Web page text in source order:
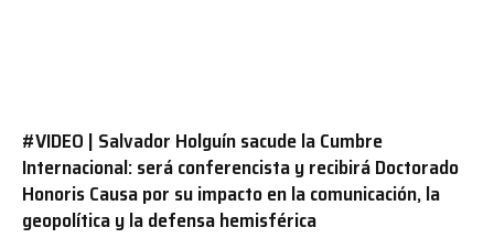
#VIDEO | Salvador Holguín sacude la Cumbre
Internacional: será conferencista y recibirá Doctorado
Honoris Causa por su impacto en la comunicación, la
geopolítica y la defensa hemisférica